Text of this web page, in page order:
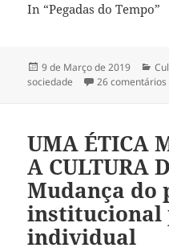
In “Pegadas do Tempo”
Publicado
a
9 de Março de 2019
sociedade
26 comentários
UMA ÉTICA
A CULTURA
Mudança do
institucional
individual